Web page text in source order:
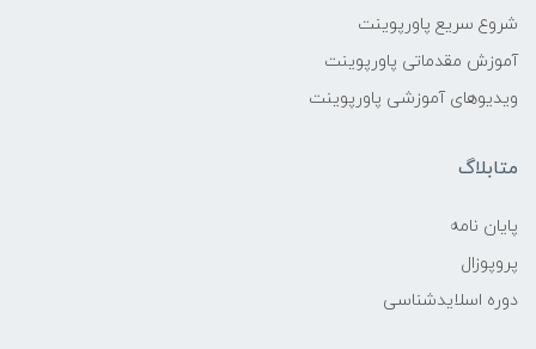
شروع سریع پاورپوینت
آموزش مقدماتی پاورپوینت
ویدیوهای آموزشی پاورپوینت
متابلاگ
پایان نامه
پروپوزال
دوره اسلایدشناسی